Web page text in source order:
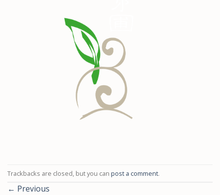
Trackbacks are closed, but you can post a comment.
← Previous